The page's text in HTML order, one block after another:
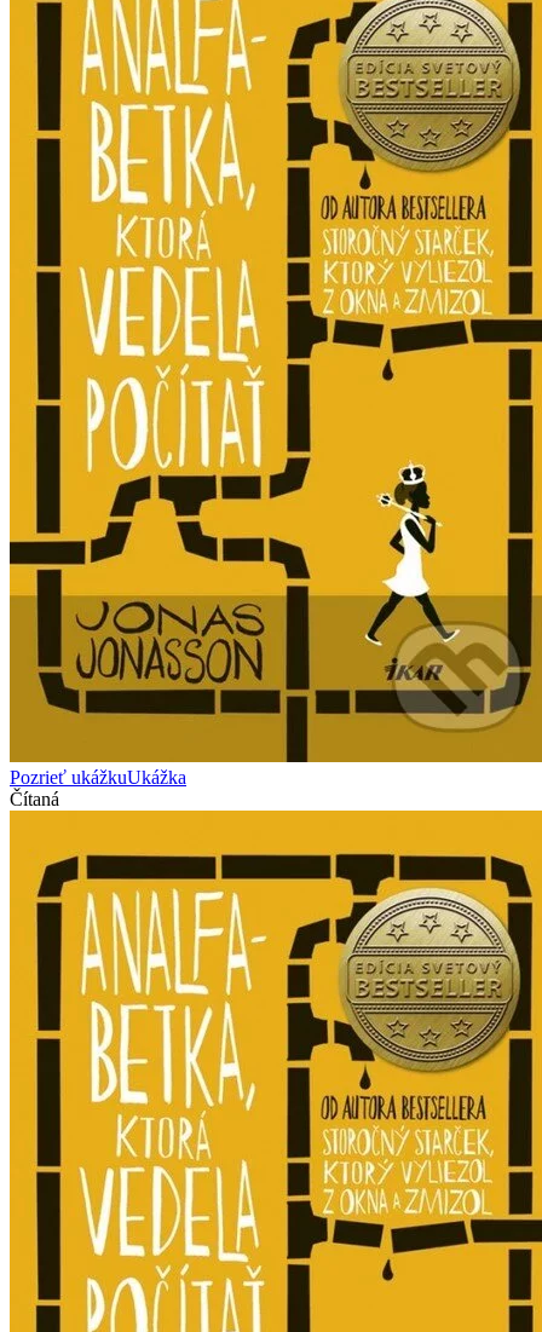
Pozrieť ukážkuUkážka
Čítaná